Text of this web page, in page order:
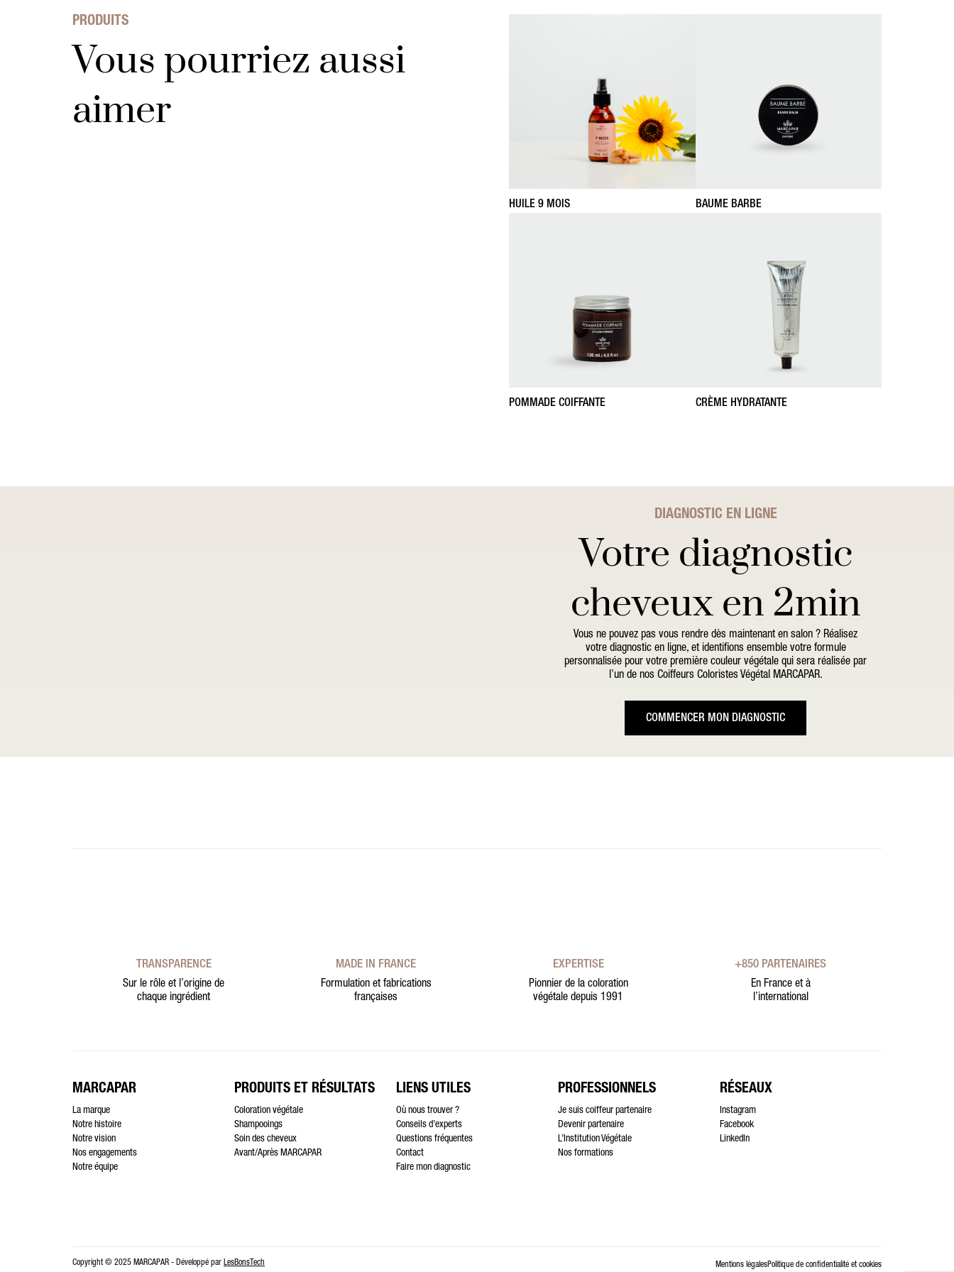
PRODUITS
Vous pourriez aussi
aimer
HUILE 9 MOIS BAUME BARBE
POMMADE COIFFANTE CRÈME HYDRATANTE
DIAGNOSTIC EN LIGNE
Votre diagnostic
cheveux en 2min
Vous ne pouvez pas vous rendre dès maintenant en salon ? Réalisez
votre diagnostic en ligne, et identifions ensemble votre formule
personnalisée pour votre première couleur végétale qui sera réalisée par
l’un de nos Coiffeurs Coloristes Végétal MARCAPAR.
COMMENCER MON DIAGNOSTIC
TRANSPARENCE
Sur le rôle et l’origine de
chaque ingrédient
MADE IN FRANCE
Formulation et fabrications
françaises
EXPERTISE
Pionnier de la coloration
végétale depuis 1991
+850 PARTENAIRES
En France et à
l’international
MARCAPAR
La marque
Notre histoire
Notre vision
Nos engagements
Notre équipe
PRODUITS ET RÉSULTATS
Coloration végétale
Shampooings
Soin des cheveux
Avant/Après MARCAPAR
LIENS UTILES
Où nous trouver ?
Conseils d’experts
Questions fréquentes
Contact
Faire mon diagnostic
PROFESSIONNELS
Je suis coiffeur partenaire
Devenir partenaire
L’Institution Végétale
Nos formations
RÉSEAUX
Instagram
Facebook
LinkedIn
Copyright © 2025 MARCAPAR - Développé par LesBonsTech Mentions légalesPolitique de confidentialité et cookies